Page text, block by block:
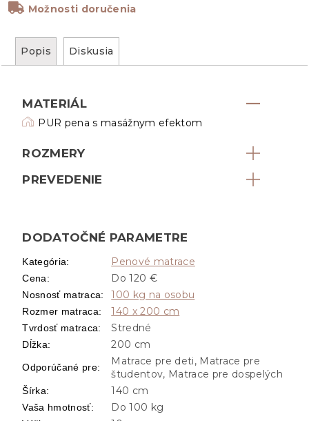
Možnosti doručenia
Popis Diskusia
MATERIÁL
PUR pena s masážnym efektom
ROZMERY
PREVEDENIE
DODATOČNÉ PARAMETRE
Kategória: Penové matrace
Cena: Do 120 €
Nosnosť matraca: 100 kg na osobu
Rozmer matraca: 140 x 200 cm
Tvrdosť matraca: Stredné
Dĺžka: 200 cm
Odporúčané pre:
Matrace pre deti, Matrace pre
študentov, Matrace pre dospelých
Šírka: 140 cm
Vaša hmotnosť: Do 100 kg